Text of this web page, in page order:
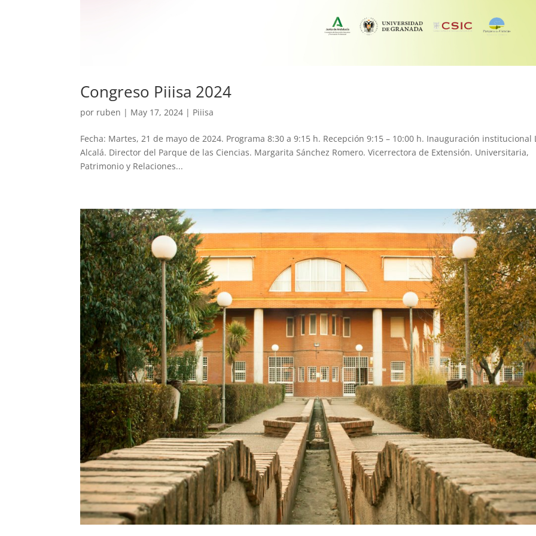
Congreso Piiisa 2024
por ruben | May 17, 2024 | Piiisa
Fecha: Martes, 21 de mayo de 2024. Programa 8:30 a 9:15 h. Recepción 9:15 – 10:00 h. Inauguración institucional
Alcalá. Director del Parque de las Ciencias. Margarita Sánchez Romero. Vicerrectora de Extensión. Universitaria,
Patrimonio y Relaciones...